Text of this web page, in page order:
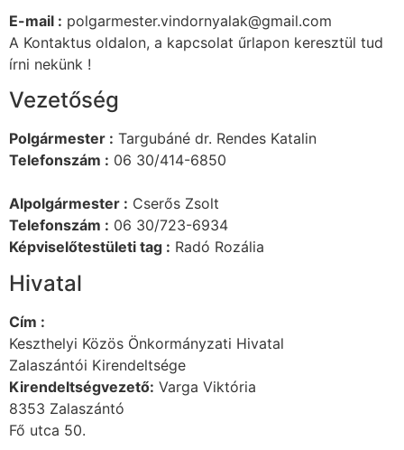
E-mail : polgarmester.vindornyalak@gmail.com
A Kontaktus oldalon, a kapcsolat űrlapon keresztül tud
írni nekünk !
Vezetőség
Polgármester : Targubáné dr. Rendes Katalin
Telefonszám : 06 30/414-6850
Alpolgármester : Cserős Zsolt
Telefonszám : 06 30/723-6934
Képviselőtestületi tag : Radó Rozália
Hivatal
Cím :
Keszthelyi Közös Önkormányzati Hivatal
Zalaszántói Kirendeltsége
Kirendeltségvezető: Varga Viktória
8353 Zalaszántó
Fő utca 50.